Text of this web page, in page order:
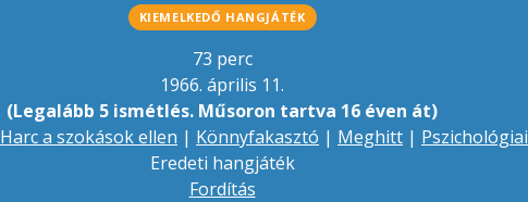
KIEMELKEDŐ HANGJÁTÉK
73 perc
1966. április 11.
(Legalább 5 ismétlés. Műsoron tartva 16 éven át)
Harc a szokások ellen | Könnyfakasztó | Meghitt | Pszichológiai
Eredeti hangjáték
Fordítás